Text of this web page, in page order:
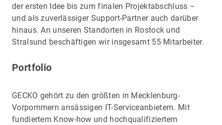
der ersten Idee bis zum finalen Projektabschluss –
und als zuverlässiger Support-Partner auch darüber
hinaus. An unseren Standorten in Rostock und
Stralsund beschäftigen wir insgesamt 55 Mitarbeiter.
Portfolio
GECKO gehört zu den größten in Mecklenburg-
Vorpommern ansässigen IT-Serviceanbietern. Mit
fundiertem Know-how und hochqualifiziertem